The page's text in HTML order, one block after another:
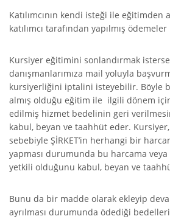
Katılımcının kendi isteği ile eğitimden
katılımcı tarafından yapılmış
Kursiyer eğitimini sonlandırmak
danışmanlarımıza mail yoluyla
kursiyerliğini iptalini isteyebilir. Böyle
almış olduğu eğitim ile ilgili dönem
edilmiş hizmet bedelinin geri
kabul, beyan ve taahhüt eder. Kursiyer,
sebebiyle ŞİRKET’in herhangi bir
yapması durumunda bu harcama
yetkili olduğunu kabul, beyan ve
Bunu da bir madde olarak ekleyip
ayrılması durumunda ödediği